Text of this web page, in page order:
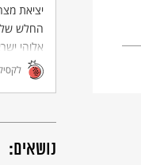
יציאת
החלש של
אלוהי
התחייב
נושאים: